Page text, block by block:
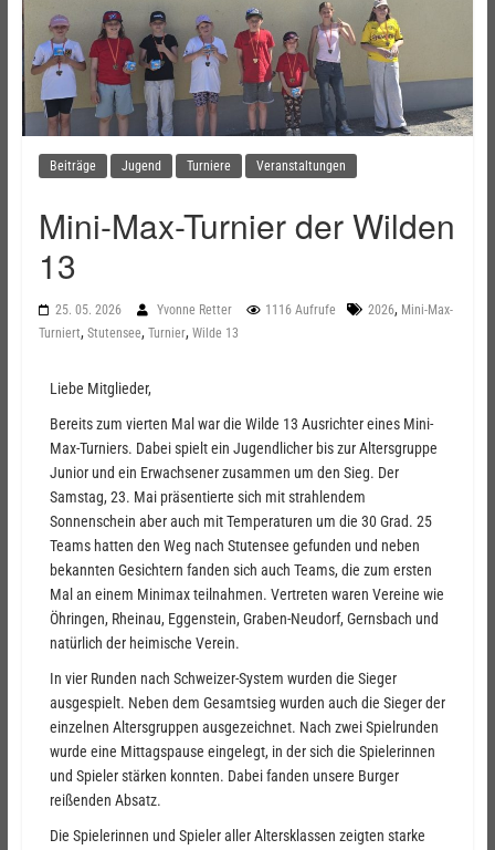
Beiträge Jugend Turniere Veranstaltungen
Mini-Max-Turnier der Wilden
13
25. 05. 2026 Yvonne Retter 1116 Aufrufe 2026, Mini-Max-
Turniert, Stutensee, Turnier, Wilde 13
Liebe Mitglieder,
Bereits zum vierten Mal war die Wilde 13 Ausrichter eines Mini-
Max-Turniers. Dabei spielt ein Jugendlicher bis zur Altersgruppe
Junior und ein Erwachsener zusammen um den Sieg. Der
Samstag, 23. Mai präsentierte sich mit strahlendem
Sonnenschein aber auch mit Temperaturen um die 30 Grad. 25
Teams hatten den Weg nach Stutensee gefunden und neben
bekannten Gesichtern fanden sich auch Teams, die zum ersten
Mal an einem Minimax teilnahmen. Vertreten waren Vereine wie
Öhringen, Rheinau, Eggenstein, Graben-Neudorf, Gernsbach und
natürlich der heimische Verein.
In vier Runden nach Schweizer-System wurden die Sieger
ausgespielt. Neben dem Gesamtsieg wurden auch die Sieger der
einzelnen Altersgruppen ausgezeichnet. Nach zwei Spielrunden
wurde eine Mittagspause eingelegt, in der sich die Spielerinnen
und Spieler stärken konnten. Dabei fanden unsere Burger
reißenden Absatz.
Die Spielerinnen und Spieler aller Altersklassen zeigten starke